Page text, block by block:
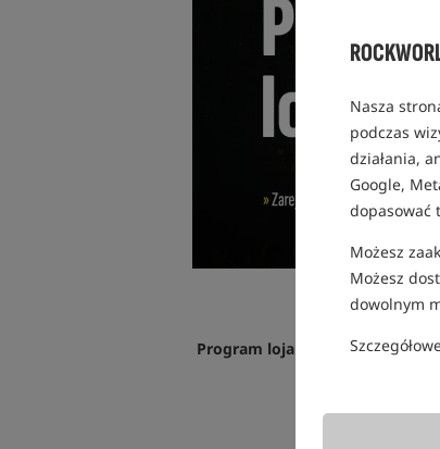
Nasza
podczas
działania,
Google,
dopasować
Możesz
Możesz
dowolnym
Program lojalnościowy